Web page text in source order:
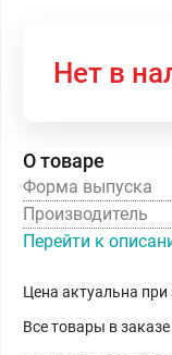
Нет в
О товаре
Форма выпуска
Производитель
Перейти к
Цена актуальна при
Все товары в